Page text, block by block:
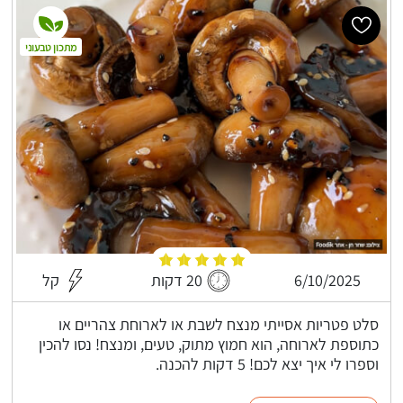
6/10/2025 20 דקות קל
סלט פטריות אסייתי מנצח לשבת או לארוחת צהריים או
כתוספת לארוחה, הוא חמוץ מתוק, טעים, ומנצח! נסו להכין
וספרו לי איך יצא לכם! 5 דקות להכנה.
מתכון טבעוני